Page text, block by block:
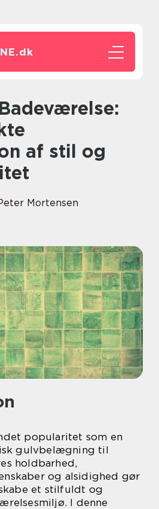
dk
af stil og
Mortensen
popularitet som en
gulvbelægning til
holdbarhed,
og alsidighed gør
et stilfuldt og
I denne